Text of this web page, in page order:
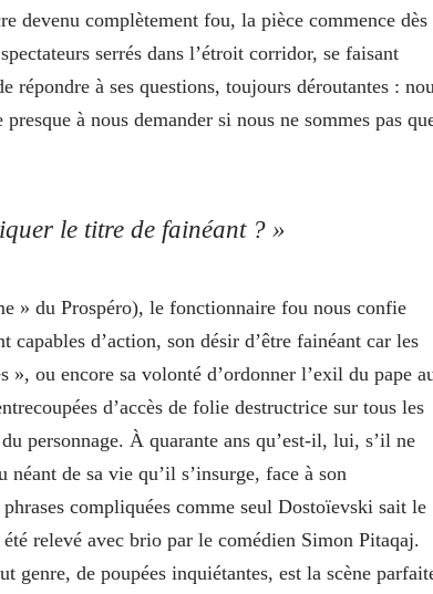
devenu complètement fou, la pièce commence dès
serrés dans l’étroit corridor, se faisant
répondre à ses questions, toujours déroutantes :
à nous demander si nous ne sommes pas
le titre de fainéant ? »
» du Prospéro), le fonctionnaire fou nous confie
capables d’action, son désir d’être fainéant car les
ou encore sa volonté d’ordonner l’exil du pape
d’accès de folie destructrice sur tous les
personnage. À quarante ans qu’est-il, lui, s’il ne
de sa vie qu’il s’insurge, face à son
compliquées comme seul Dostoïevski sait le
relevé avec brio par le comédien Simon Pitaqaj.
genre, de poupées inquiétantes, est la scène